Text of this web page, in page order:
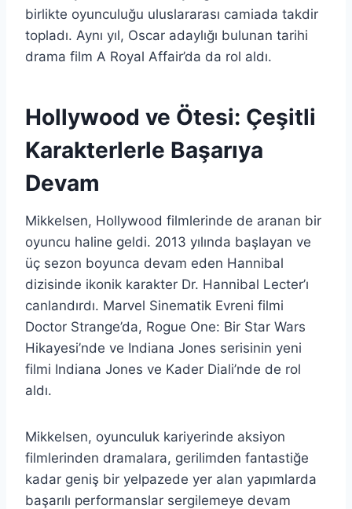
birlikte oyunculuğu uluslararası camiada takdir
topladı. Aynı yıl, Oscar adaylığı bulunan tarihi
drama film A Royal Affair’da da rol aldı.
Hollywood ve Ötesi: Çeşitli
Karakterlerle Başarıya
Devam
Mikkelsen, Hollywood filmlerinde de aranan bir
oyuncu haline geldi. 2013 yılında başlayan ve
üç sezon boyunca devam eden Hannibal
dizisinde ikonik karakter Dr. Hannibal Lecter’ı
canlandırdı. Marvel Sinematik Evreni filmi
Doctor Strange’da, Rogue One: Bir Star Wars
Hikayesi’nde ve Indiana Jones serisinin yeni
filmi Indiana Jones ve Kader Diali’nde de rol
aldı.
Mikkelsen, oyunculuk kariyerinde aksiyon
filmlerinden dramalara, gerilimden fantastiğe
kadar geniş bir yelpazede yer alan yapımlarda
başarılı performanslar sergilemeye devam